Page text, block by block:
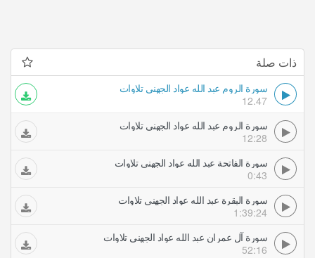
ذات صلة
سورة الروم عبد الله عواد الجهني تلاوات
12.47
سورة الروم عبد الله عواد الجهني تلاوات
12:28
سورة الفاتحة عبد الله عواد الجهني تلاوات
0:43
سورة البقرة عبد الله عواد الجهني تلاوات
1:39:24
سورة آل عمران عبد الله عواد الجهني تلاوات
52:16